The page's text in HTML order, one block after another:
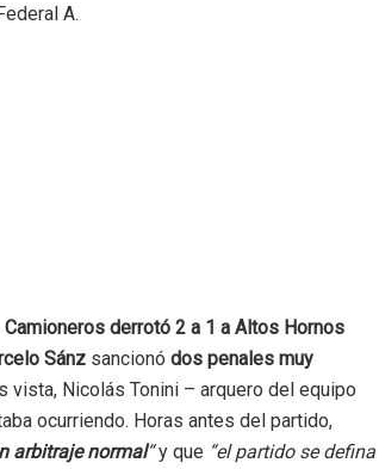
A.
Camioneros derrotó 2 a 1 a Altos Hornos
Sánz sancionó dos penales muy
vista, Nicolás Tonini – arquero del equipo
ocurriendo. Horas antes del partido,
arbitraje normal“y que “el partido se defina